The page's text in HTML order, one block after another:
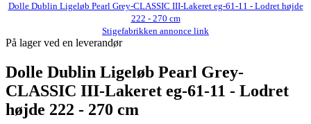
Dolle Dublin Ligeløb Pearl Grey-CLASSIC III-Lakeret eg-61-11 - Lodret højde
222 - 270 cm
Stigefabrikken annonce link
På lager ved en leverandør
Dolle Dublin Ligeløb Pearl Grey-
CLASSIC III-Lakeret eg-61-11 - Lodret
højde 222 - 270 cm